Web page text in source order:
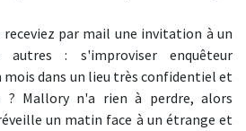
receviez par mail une invitation à un
: s'improviser enquêteur
dans un lieu très confidentiel et
? Mallory n'a rien à perdre, alors
un matin face à un étrange et